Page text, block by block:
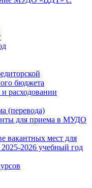
бюджета
расходовании
(перевода)
для приема в МУДО
вакантных мест для
2026 учебный год